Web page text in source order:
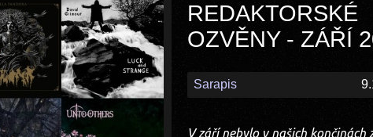
REDAKTORSKÉ
OZVĚNY - ZÁŘÍ
Sarapis
V září nebylo v našich končinách